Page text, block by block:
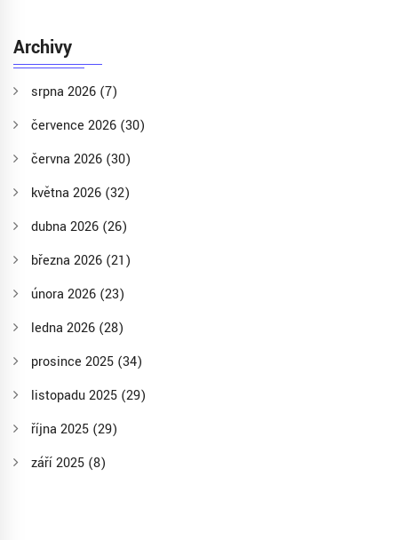
Archivy
srpna 2026 (7)
července 2026 (30)
června 2026 (30)
května 2026 (32)
dubna 2026 (26)
března 2026 (21)
února 2026 (23)
ledna 2026 (28)
prosince 2025 (34)
listopadu 2025 (29)
října 2025 (29)
září 2025 (8)